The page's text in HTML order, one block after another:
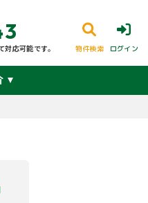
応可能です。 物件検索 ログイン